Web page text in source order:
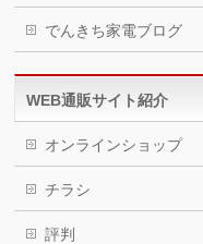
でんきち家電ブログ
WEB通販サイト紹介
オンラインショップ
チラシ
評判